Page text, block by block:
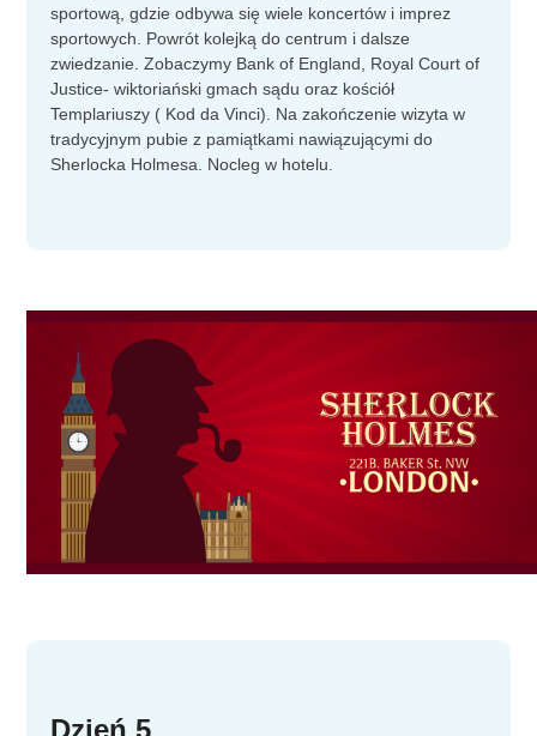
sportową, gdzie odbywa się wiele koncertów i imprez
sportowych. Powrót kolejką do centrum i dalsze
zwiedzanie. Zobaczymy Bank of England, Royal Court of
Justice- wiktoriański gmach sądu oraz kościół
Templariuszy ( Kod da Vinci). Na zakończenie wizyta w
tradycyjnym pubie z pamiątkami nawiązującymi do
Sherlocka Holmesa. Nocleg w hotelu.
Dzień 5